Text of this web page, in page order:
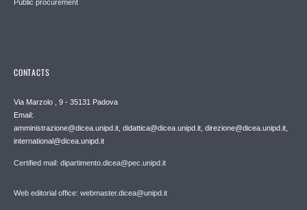
Public procurement
CONTACTS
Via Marzolo , 9 - 35131 Padova
Email:
amministrazione@dicea.unipd.it, didattica@dicea.unipd.it, direzione@dicea.unipd.it,
international@dicea.unipd.it
Certified mail: dipartimento.dicea@pec.unipd.it
Web editorial office: webmaster.dicea@unipd.it